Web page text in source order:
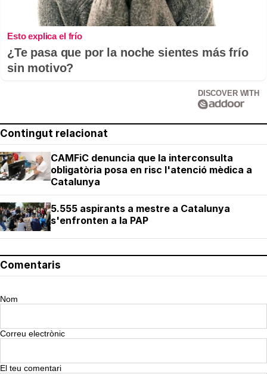
Esto explica el frío
¿Te pasa que por la noche sientes más frío
sin motivo?
DISCOVER WITH
Contingut relacionat
CAMFiC denuncia que la interconsulta
obligatòria posa en risc l'atenció mèdica a
Catalunya
5.555 aspirants a mestre a Catalunya
s'enfronten a la PAP
Comentaris
Nom
Correu electrònic
El teu comentari